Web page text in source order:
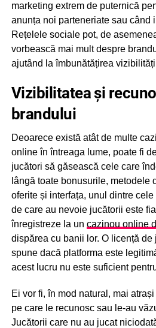
marketing extrem de puternică
anunța noi parteneriate sau când
Rețelele sociale pot, de
vorbească mai mult despre
ajutând la îmbunătățirea
Vizibilitatea și
brandului
Deoarece există atât de multe
online în întreaga lume, poate fi
jucători să găsească cele care
lângă toate bonusurile, metodele
oferite și interfața, unul dintre
de care au nevoie jucătorii este
înregistreze la un cazinou online
dispărea cu banii lor. O licență de
spune dacă platforma este
acest lucru nu este suficient
Ei vor fi, în mod natural, mai
pe care le recunosc sau le-au
Jucătorii care nu au jucat